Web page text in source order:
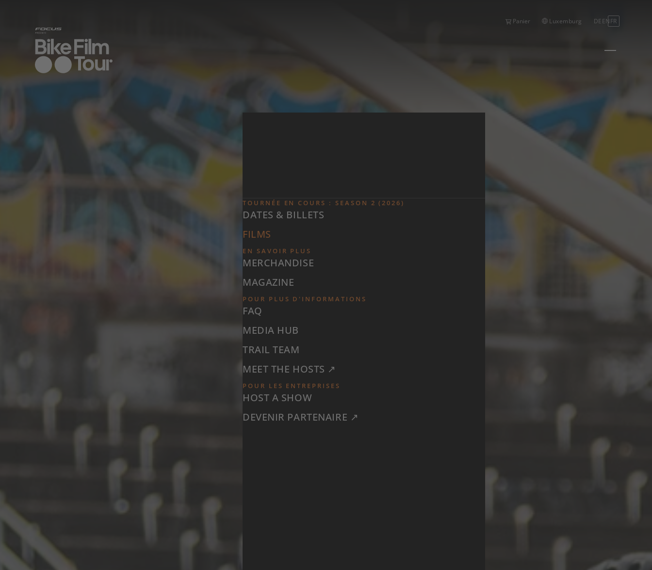
Panier Luxemburg DEENFR
TOURNÉE EN COURS : SEASON 2 (2026)
DATES & BILLETS
FILMS
EN SAVOIR PLUS
MERCHANDISE
MAGAZINE
POUR PLUS D'INFORMATIONS
FAQ
MEDIA HUB
TRAIL TEAM
MEET THE HOSTS ↗
POUR LES ENTREPRISES
HOST A SHOW
DEVENIR PARTENAIRE ↗